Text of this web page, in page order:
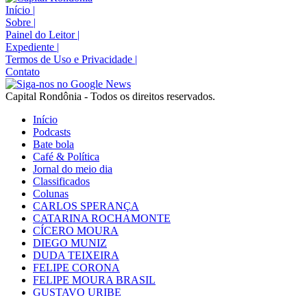
Início |
Sobre |
Painel do Leitor |
Expediente |
Termos de Uso e Privacidade |
Contato
Capital Rondônia - Todos os direitos reservados.
Início
Podcasts
Bate bola
Café & Política
Jornal do meio dia
Classificados
Colunas
CARLOS SPERANÇA
CATARINA ROCHAMONTE
CÍCERO MOURA
DIEGO MUNIZ
DUDA TEIXEIRA
FELIPE CORONA
FELIPE MOURA BRASIL
GUSTAVO URIBE